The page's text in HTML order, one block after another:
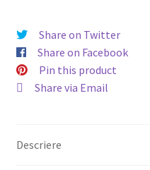
,
Maro
ciocolata
Share on Twitter
Share on Facebook
Pin this product
Share via Email
Descriere